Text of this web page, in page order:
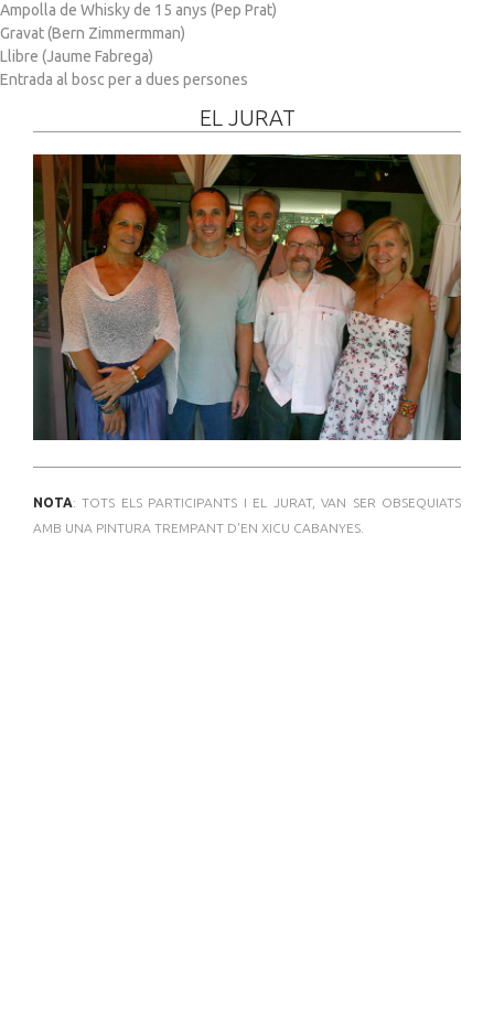
Ampolla de Whisky de 15 anys (Pep Prat)
Gravat (Bern Zimmermman)
Llibre (Jaume Fabrega)
Entrada al bosc per a dues persones
EL JURAT
NOTA: TOTS ELS PARTICIPANTS I EL JURAT, VAN SER OBSEQUIATS
AMB UNA PINTURA TREMPANT D'EN XICU CABANYES.